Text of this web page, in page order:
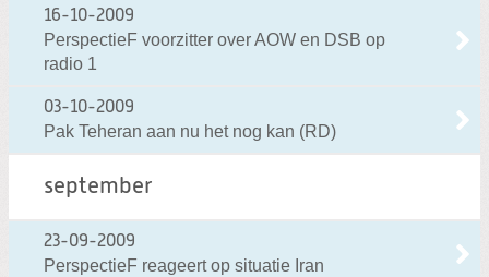
16-10-2009
PerspectieF voorzitter over AOW en DSB op
radio 1
03-10-2009
Pak Teheran aan nu het nog kan (RD)
september
23-09-2009
PerspectieF reageert op situatie Iran